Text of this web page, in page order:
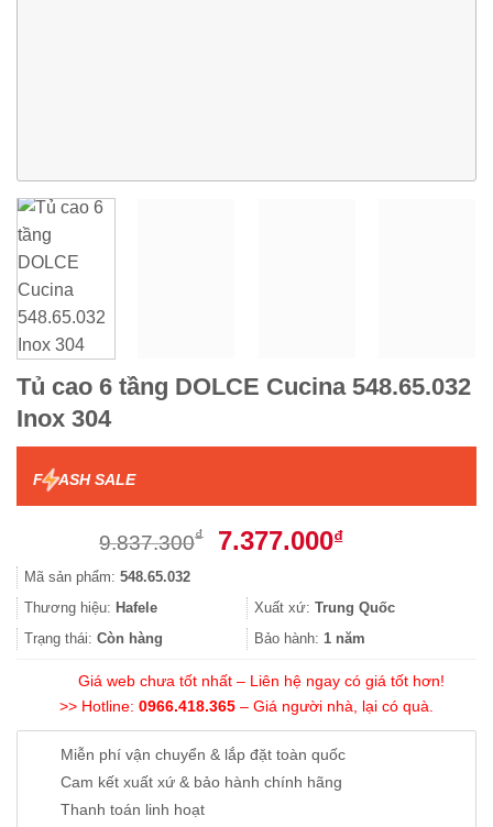
Tủ cao 6 tầng DOLCE Cucina 548.65.032
Inox 304
F ASH SALE
9.837.300₫
Giá
9.837.300₫.
7.377.000₫Giá
là:
7.377.000₫.
Mã sản phẩm: 548.65.032
Thương hiệu: Hafele Xuất xứ: Trung Quốc
Trạng thái: Còn hàng Bảo hành: 1 năm
Giá web chưa tốt nhất – Liên hệ ngay có giá tốt hơn!
>> Hotline: 0966.418.365 – Giá người nhà, lại có quà.
Miễn phí vận chuyển & lắp đặt toàn quốc
Cam kết xuất xứ & bảo hành chính hãng
Thanh toán linh hoạt